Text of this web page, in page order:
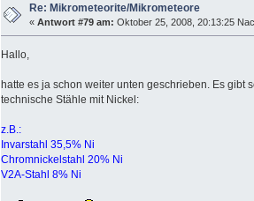
Re: Mikrometeorite/Mikrometeore
«Antwort #79 am: Oktober 25, 2008, 20:13:25
Hallo,
hatte es ja schon weiter unten geschrieben. Es gibt
technische Stähle mit Nickel:
z.B.:
Invarstahl 35,5% Ni
Chromnickelstahl 20% Ni
V2A-Stahl 8% Ni